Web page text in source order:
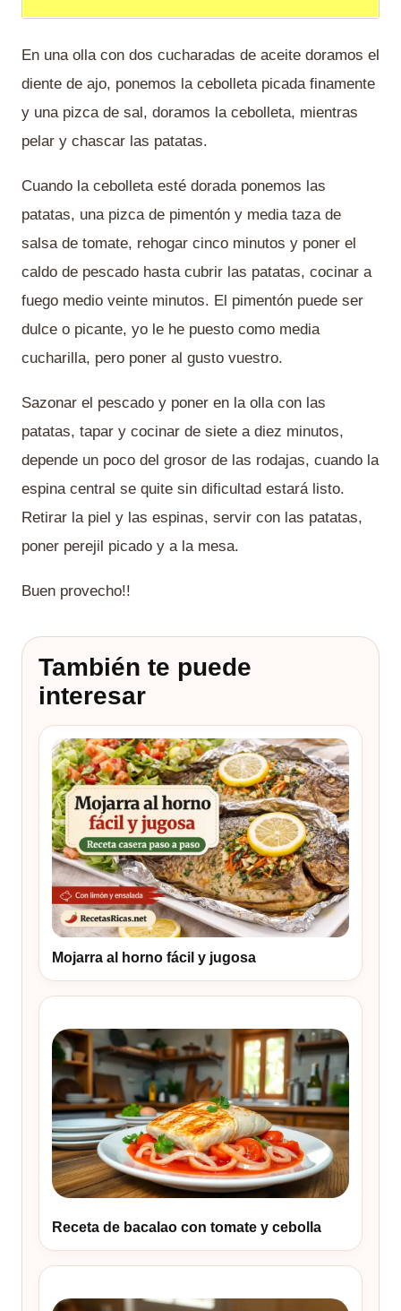
En una olla con dos cucharadas de aceite doramos el
diente de ajo, ponemos la cebolleta picada finamente
y una pizca de sal, doramos la cebolleta, mientras
pelar y chascar las patatas.
Cuando la cebolleta esté dorada ponemos las
patatas, una pizca de pimentón y media taza de
salsa de tomate, rehogar cinco minutos y poner el
caldo de pescado hasta cubrir las patatas, cocinar a
fuego medio veinte minutos. El pimentón puede ser
dulce o picante, yo le he puesto como media
cucharilla, pero poner al gusto vuestro.
Sazonar el pescado y poner en la olla con las
patatas, tapar y cocinar de siete a diez minutos,
depende un poco del grosor de las rodajas, cuando la
espina central se quite sin dificultad estará listo.
Retirar la piel y las espinas, servir con las patatas,
poner perejil picado y a la mesa.
Buen provecho!!
También te puede
interesar
Mojarra al horno fácil y jugosa
Receta de bacalao con tomate y cebolla